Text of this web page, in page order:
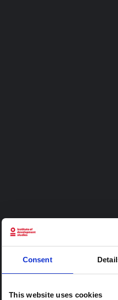
Consent
This website uses cookies